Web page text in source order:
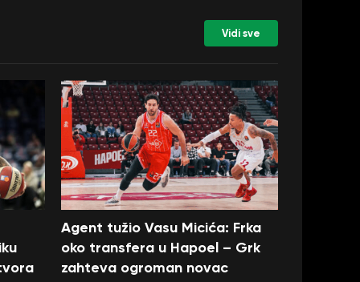
Vidi sve
Agent tužio Vasu Micića: Frka
oko transfera u Hapoel – Grk
zahteva ogroman novac